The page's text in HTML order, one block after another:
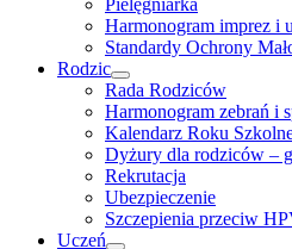
Pielęgniarka
Harmonogram imprez i
Standardy Ochrony
Rodzic
Show
sub
menu
Rada Rodziców
Harmonogram zebrań i
Kalendarz Roku
Dyżury dla rodziców –
Rekrutacja
Ubezpieczenie
Szczepienia przeciw
Uczeń